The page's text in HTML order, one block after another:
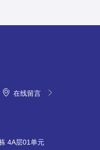
在线留言
4A层01单元